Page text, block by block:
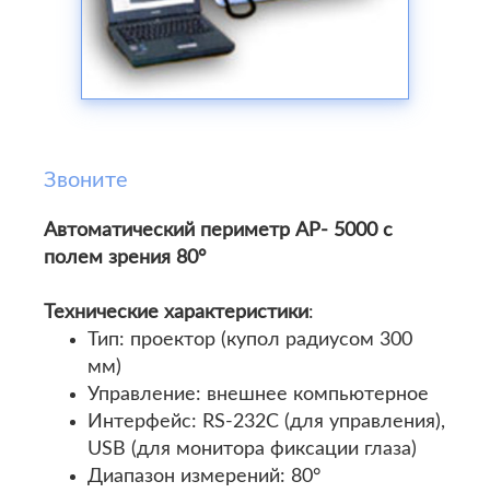
Звоните
Автоматический периметр AP- 5000 с
полем зрения 80°
Технические характеристики:
Тип: проектор (купол радиусом 300
мм)
Управление: внешнее компьютерное
Интерфейс: RS-232C (для управления),
USB (для монитора фиксации глаза)
Диапазон измерений: 80°